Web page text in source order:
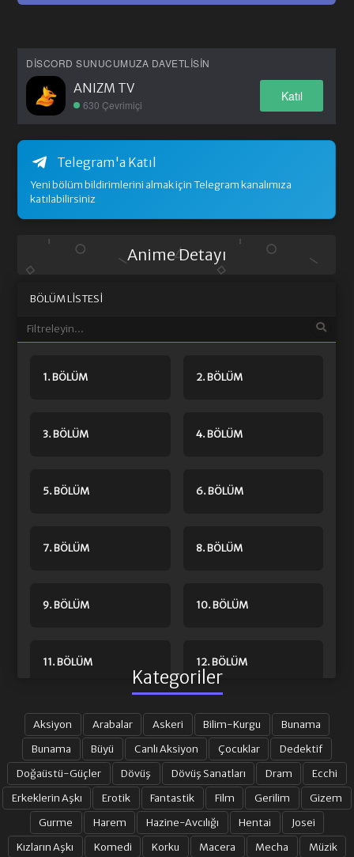
DISCORD SUNUCUMUZA DAVETLISIN
ANIZM TV
630 Çevrimiçi
Katıl
Telegram'a Katıl
Yeni bölüm bildirimlerini almak için Telegram kanalımıza
katılabilirsiniz
Anime Detayı
BÖLÜM LISTESI
1. BÖLÜM 2. BÖLÜM
3. BÖLÜM 4. BÖLÜM
5. BÖLÜM 6. BÖLÜM
7. BÖLÜM 8. BÖLÜM
9. BÖLÜM 10. BÖLÜM
11. BÖLÜM 12. BÖLÜM
13. BÖLÜM 14. BÖLÜM
15. BÖLÜM 16. BÖLÜM
17. BÖLÜM 18. BÖLÜM
Kategoriler
Aksiyon Arabalar Askeri Bilim-Kurgu
Bunama
Bunama
Büyü Canlı Aksiyon Çocuklar
Dedektif
Doğaüstü-Güçler
Dövüş Dövüş Sanatları Dram
Ecchi
Erkeklerin Aşkı
Erotik Fantastik Film Gerilim
Gizem
Gurme
Harem Hazine-Avcılığı Hentai
Josei
Kızların Aşkı
Komedi Korku Macera Mecha Müzik